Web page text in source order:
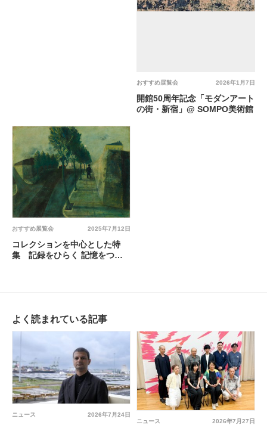
2026年1月7日
おすすめ展覧会
開館50周年記念「モダンアート
の街・新宿」@ SOMPO美術館
2025年7月12日
おすすめ展覧会
コレクションを中心とした特
集 記録をひらく 記憶をつむ
よく読まれている記事
2026年7月24日
ニュース
2026年7月27日
ニュース